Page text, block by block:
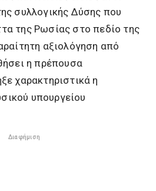
συλλογικής Δύσης που
της Ρωσίας στο πεδίο της
αξιολόγηση από
η πρέπουσα
χαρακτηριστικά η
υπουργείου
Διαφήμιση